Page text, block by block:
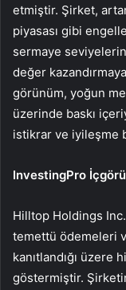
etmiştir. Şirket,
piyasası gibi
sermaye
değer
görünüm, yoğun
üzerinde baskı
istikrar ve iyileşme
InvestingPro
Hilltop Holdings
temettü ödemeleri
kanıtlandığı üzere
göstermiştir.